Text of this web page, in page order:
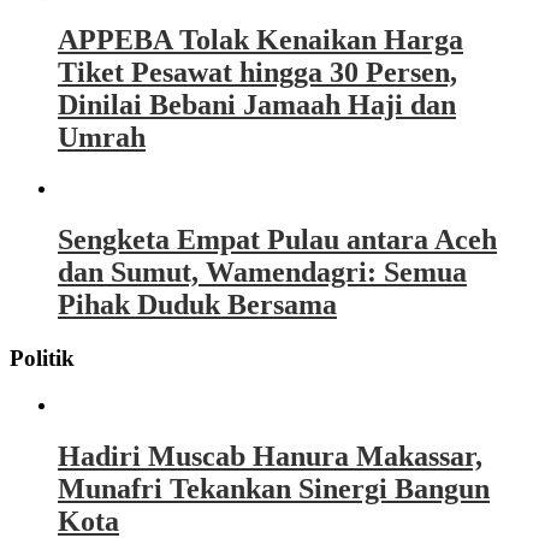
APPEBA Tolak Kenaikan Harga
Tiket Pesawat hingga 30 Persen,
Dinilai Bebani Jamaah Haji dan
Umrah
Sengketa Empat Pulau antara Aceh
dan Sumut, Wamendagri: Semua
Pihak Duduk Bersama
Politik
Hadiri Muscab Hanura Makassar,
Munafri Tekankan Sinergi Bangun
Kota